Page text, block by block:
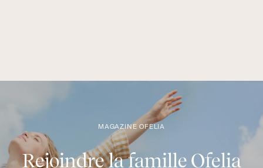
MAGAZINE OFELIA
Rejoindre la famille Ofelia